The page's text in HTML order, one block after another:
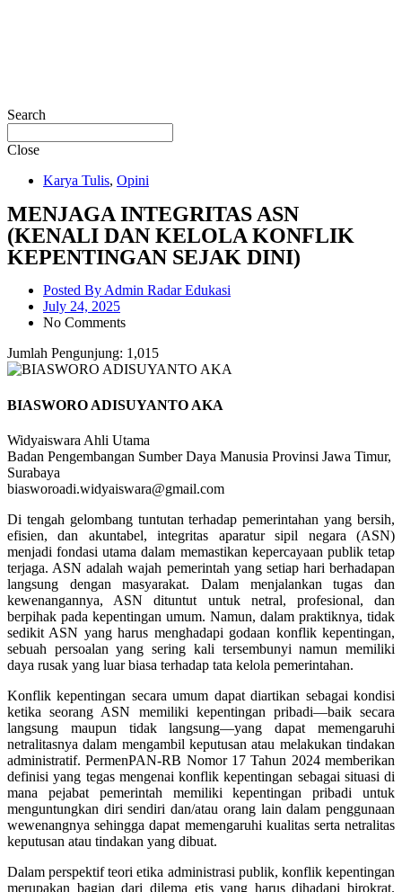
Search
Close
Karya Tulis, Opini
MENJAGA INTEGRITAS ASN
(KENALI DAN KELOLA KONFLIK
KEPENTINGAN SEJAK DINI)
Posted By Admin Radar Edukasi
July 24, 2025
No Comments
Jumlah Pengunjung: 1,015
BIASWORO ADISUYANTO AKA
Widyaiswara Ahli Utama
Badan Pengembangan Sumber Daya Manusia Provinsi Jawa Timur,
Surabaya
biasworoadi.widyaiswara@gmail.com
Di tengah gelombang tuntutan terhadap pemerintahan yang bersih,
efisien, dan akuntabel, integritas aparatur sipil negara (ASN)
menjadi fondasi utama dalam memastikan kepercayaan publik tetap
terjaga. ASN adalah wajah pemerintah yang setiap hari berhadapan
langsung dengan masyarakat. Dalam menjalankan tugas dan
kewenangannya, ASN dituntut untuk netral, profesional, dan
berpihak pada kepentingan umum. Namun, dalam praktiknya, tidak
sedikit ASN yang harus menghadapi godaan konflik kepentingan,
sebuah persoalan yang sering kali tersembunyi namun memiliki
daya rusak yang luar biasa terhadap tata kelola pemerintahan.
Konflik kepentingan secara umum dapat diartikan sebagai kondisi
ketika seorang ASN memiliki kepentingan pribadi—baik secara
langsung maupun tidak langsung—yang dapat memengaruhi
netralitasnya dalam mengambil keputusan atau melakukan tindakan
administratif. PermenPAN-RB Nomor 17 Tahun 2024 memberikan
definisi yang tegas mengenai konflik kepentingan sebagai situasi di
mana pejabat pemerintah memiliki kepentingan pribadi untuk
menguntungkan diri sendiri dan/atau orang lain dalam penggunaan
wewenangnya sehingga dapat memengaruhi kualitas serta netralitas
keputusan atau tindakan yang dibuat.
Dalam perspektif teori etika administrasi publik, konflik kepentingan
merupakan bagian dari dilema etis yang harus dihadapi birokrat.